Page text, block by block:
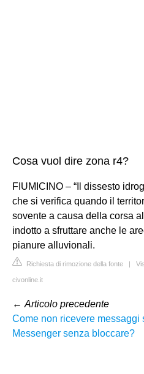
Cosa vuol dire zona r4?
FIUMICINO – “Il dissesto
che si verifica quando il
sovente a causa della corsa
indotto a sfruttare anche le
pianure alluvionali.
Richiesta di rimozione della fonte |
civonline.it
← Articolo precedente
Come non ricevere messaggi
Messenger senza bloccare?